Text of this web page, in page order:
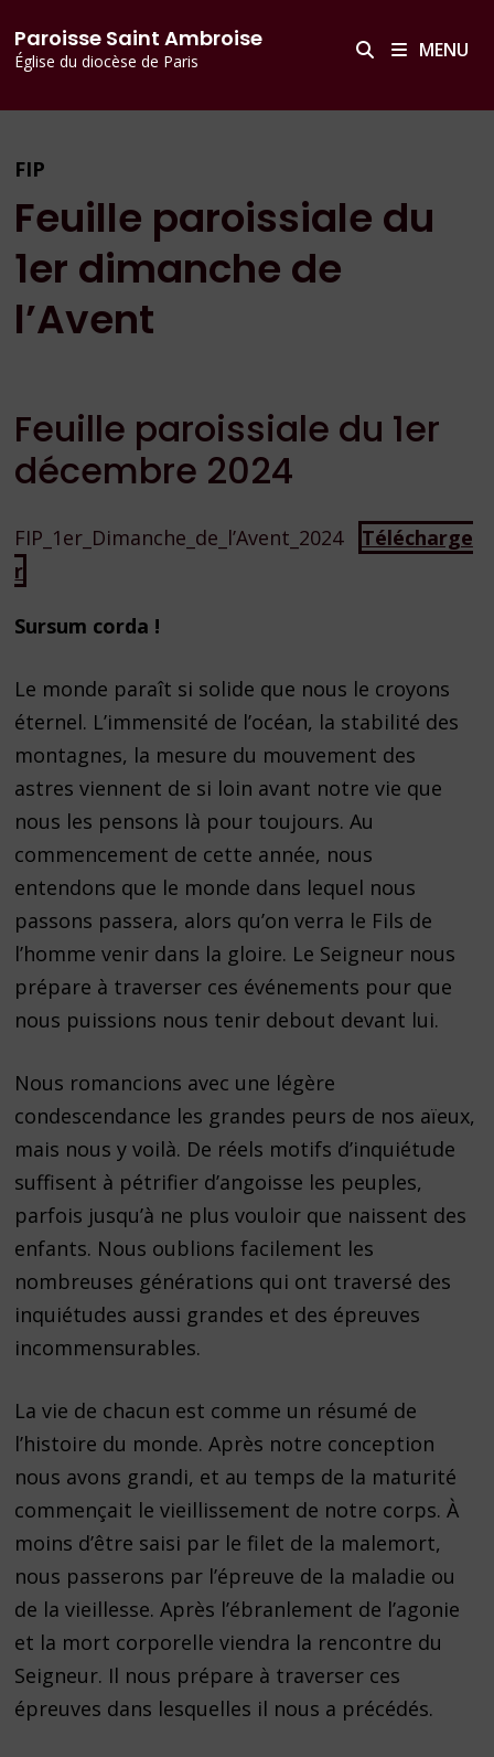
principal
au
contenu
Paroisse Saint Ambroise
Église du diocèse de Paris MENU
FIP
Feuille paroissiale du
1er dimanche de
l’Avent
Feuille paroissiale du 1er
décembre 2024
FIP_1er_Dimanche_de_l’Avent_2024
Télécharge
r
Sursum corda !
Le monde paraît si solide que nous le croyons
éternel. L’immensité de l’océan, la stabilité des
montagnes, la mesure du mouvement des
astres viennent de si loin avant notre vie que
nous les pensons là pour toujours. Au
commencement de cette année, nous
entendons que le monde dans lequel nous
passons passera, alors qu’on verra le Fils de
l’homme venir dans la gloire. Le Seigneur nous
prépare à traverser ces événements pour que
nous puissions nous tenir debout devant lui.
Nous romancions avec une légère
condescendance les grandes peurs de nos aïeux,
mais nous y voilà. De réels motifs d’inquiétude
suffisent à pétrifier d’angoisse les peuples,
parfois jusqu’à ne plus vouloir que naissent des
enfants. Nous oublions facilement les
nombreuses générations qui ont traversé des
inquiétudes aussi grandes et des épreuves
incommensurables.
La vie de chacun est comme un résumé de
l’histoire du monde. Après notre conception
nous avons grandi, et au temps de la maturité
commençait le vieillissement de notre corps. À
moins d’être saisi par le filet de la malemort,
nous passerons par l’épreuve de la maladie ou
de la vieillesse. Après l’ébranlement de l’agonie
et la mort corporelle viendra la rencontre du
Seigneur. Il nous prépare à traverser ces
épreuves dans lesquelles il nous a précédés.